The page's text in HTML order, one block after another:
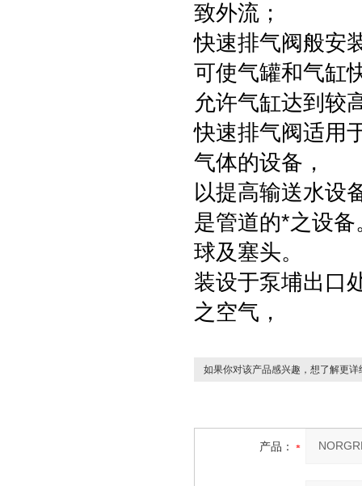
致外流；
快速排气阀般安
可使气罐和气缸
允许气缸达到较
快速排气阀适用
气体的设备，
以提高输送水设
是管道的*之设
球及塞头。
装设于泵埔出口
之空气，
如果你对该产品感兴趣，想了解更详
产品：